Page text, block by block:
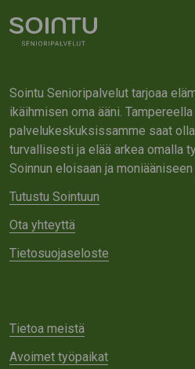
Sointu Senioripalvelut tarjoaa
ikäihmisen oma ääni.
palvelukeskuksissamme saat
turvallisesti ja elää arkea omalla
Soinnun eloisaan ja
Tutustu Sointuun
Ota yhteyttä
Tietosuojaseloste
Tietoa meistä
Avoimet työpaikat